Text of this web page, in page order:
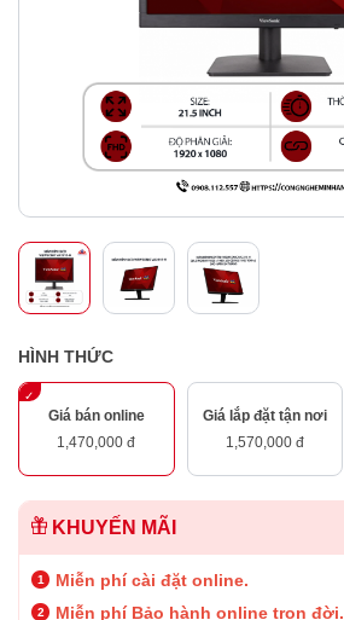
HÌNH THỨC
Giá bán online
1,470,000 đ
Giá lắp đặt tận nơi
1,570,000 đ
KHUYẾN MÃI
Miễn phí cài đặt online.
Miễn phí Bảo hành online trọn đời.